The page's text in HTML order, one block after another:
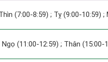
(7:00-8:59) ; Tỵ (9:00-10:59)
(11:00-12:59) ; Thân